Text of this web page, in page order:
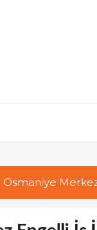
Osmaniye